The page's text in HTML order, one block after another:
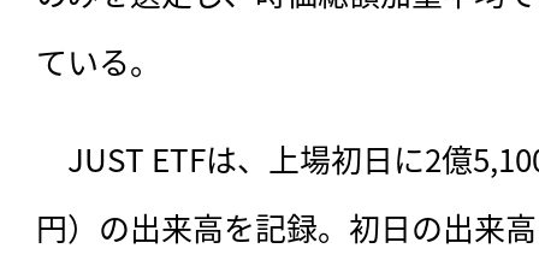
ている。
JUST ETFは、上場初日に2億
円）の出来高を記録。初日の出来